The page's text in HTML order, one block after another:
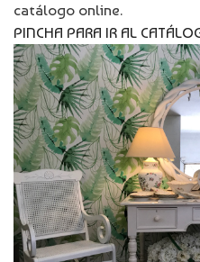
catálogo online.
PINCHA PARA IR AL